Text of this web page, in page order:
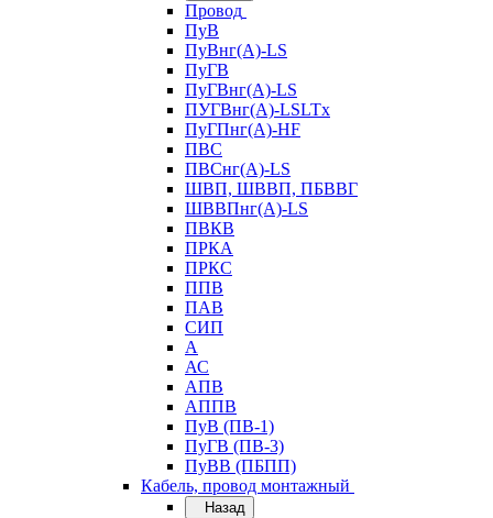
Провод
ПуВ
ПуВнг(А)-LS
ПуГВ
ПуГВнг(А)-LS
ПУГВнг(А)-LSLTx
ПуГПнг(А)-HF
ПВС
ПВСнг(А)-LS
ШВП, ШВВП, ПБВВГ
ШВВПнг(А)-LS
ПВКВ
ПРКА
ПРКС
ППВ
ПАВ
СИП
А
АС
АПВ
АППВ
ПуВ (ПВ-1)
ПуГВ (ПВ-3)
ПуВВ (ПБПП)
Кабель, провод монтажный
Назад